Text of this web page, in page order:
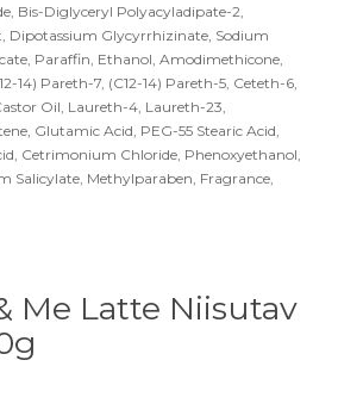
Bis-Diglyceryl Polyacyladipate-2,
Dipotassium Glycyrrhizinate, Sodium
Paraffin, Ethanol, Amodimethicone,
14) Pareth-7, (C12-14) Pareth-5, Ceteth-6,
Oil, Laureth-4, Laureth-23,
Glutamic Acid, PEG-55 Stearic Acid,
Cetrimonium Chloride, Phenoxyethanol,
Salicylate, Methylparaben, Fragrance,
Me Latte Niisutav